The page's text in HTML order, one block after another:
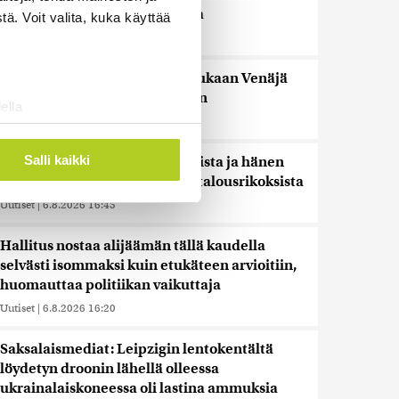
Voit valita, kuka käyttää
. Voit muuttaa
tukemiseen
alan
tietoja muihin tietoihin, joita
siirtää ulkomaille.
Salli kaikki
pidentää Kelan käsittelyaikoja
Liettuan sotilastiedustelun mukaan Venäjä
harkitsee hyökkäyksiä Baltiaan
Uutiset | 6.8.2026 17:12
Ex-kansanedustaja Ano Turtiaista ja hänen
vaimoaan syytetään törkeistä talousrikoksista
Uutiset | 6.8.2026 16:45
Hallitus nostaa alijäämän tällä kaudella
selvästi isommaksi kuin etukäteen arvioitiin,
huomauttaa politiikan vaikuttaja
Uutiset | 6.8.2026 16:20
Saksalaismediat: Leipzigin lentokentältä
löydetyn droonin lähellä olleessa
ukrainalaiskoneessa oli lastina ammuksia